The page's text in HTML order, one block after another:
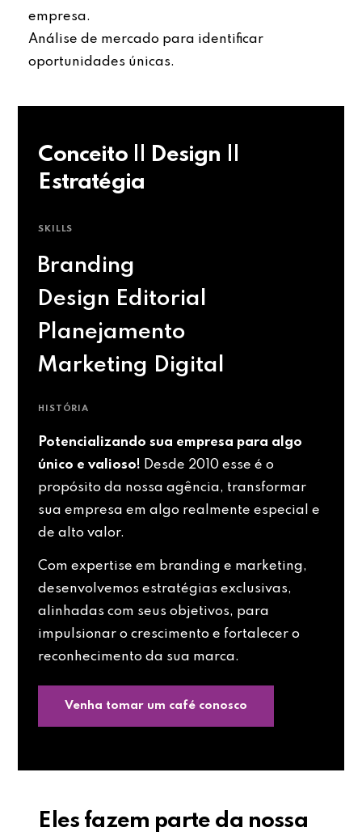
empresa.
Análise de mercado para identificar
oportunidades únicas.
Conceito || Design ||
Estratégia
SKILLS
Branding
Design Editorial
Planejamento
Marketing Digital
HISTÓRIA
Potencializando sua empresa para algo
único e valioso! Desde 2010 esse é o
propósito da nossa agência, transformar
sua empresa em algo realmente especial e
de alto valor.
Com expertise em branding e marketing,
desenvolvemos estratégias exclusivas,
alinhadas com seus objetivos, para
impulsionar o crescimento e fortalecer o
reconhecimento da sua marca.
Venha tomar um café conosco
Eles fazem parte da nossa